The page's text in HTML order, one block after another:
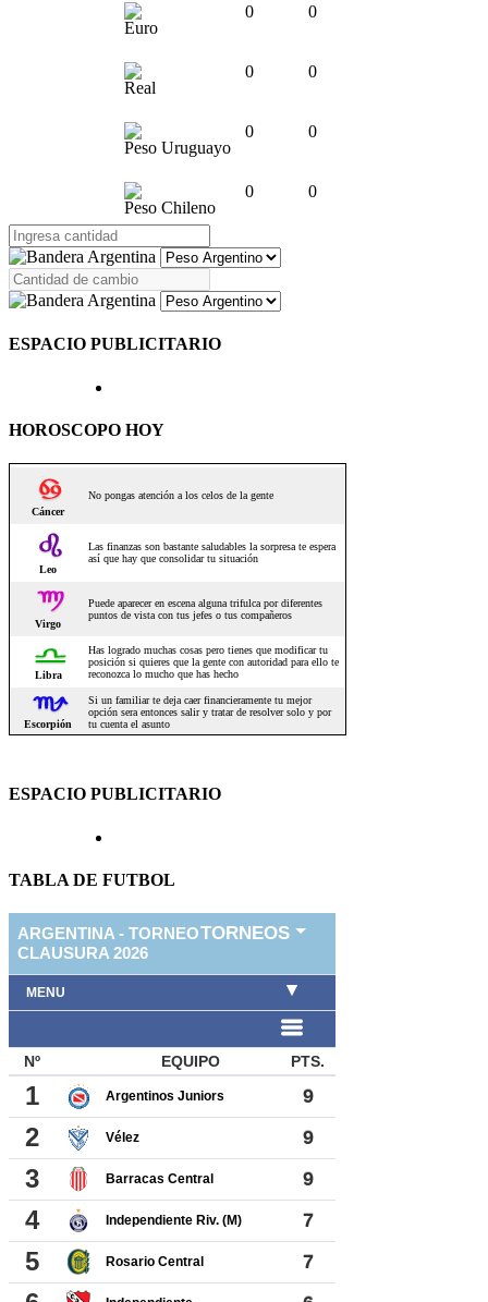
Euro
0 0
Real
0 0
Peso Uruguayo
0 0
Peso Chileno
0 0
ESPACIO PUBLICITARIO
HOROSCOPO HOY
ESPACIO PUBLICITARIO
TABLA DE FUTBOL